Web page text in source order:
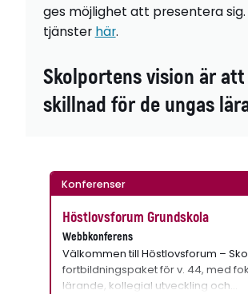
ges möjlighet att presentera sig.
tjänster här.
Skolportens vision är
skillnad för de ungas
Konferenser
Höstlovsforum Grundskola
Webbkonferens
Välkommen till Höstlovsforum –
fortbildningspaket för v. 44, med
lärande, kollegial utveckling och…